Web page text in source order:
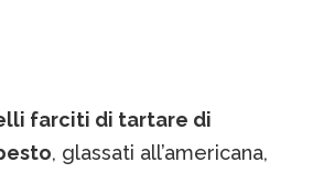
farciti di tartare di
, glassati all’americana,